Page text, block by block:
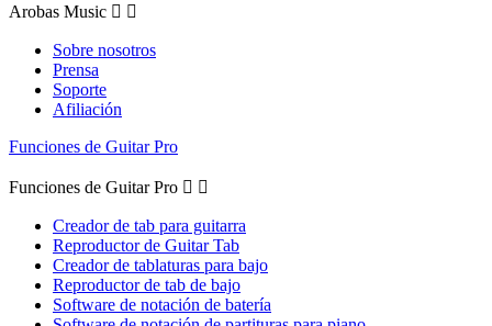
Arobas Music  
Sobre nosotros
Prensa
Soporte
Afiliación
Funciones de Guitar Pro
Funciones de Guitar Pro  
Creador de tab para guitarra
Reproductor de Guitar Tab
Creador de tablaturas para bajo
Reproductor de tab de bajo
Software de notación de batería